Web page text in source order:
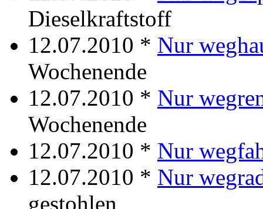
Dieselkraftstoff
12.07.2010 * Nur
Wochenende
12.07.2010 * Nur
Wochenende
12.07.2010 * Nur
12.07.2010 * Nur
gestohlen